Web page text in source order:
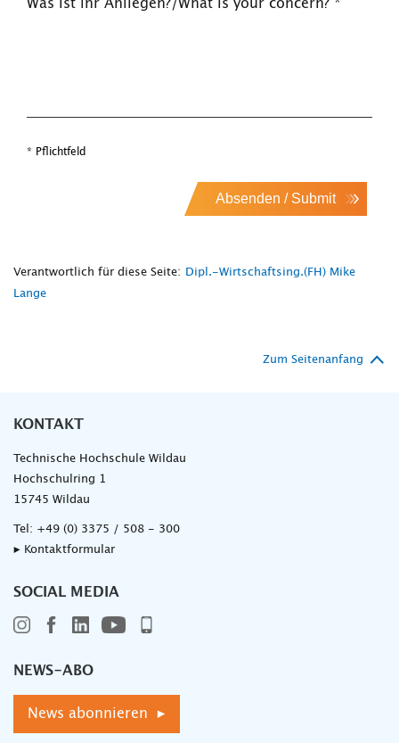
Was ist ihr Anliegen?/What is your concern? *
* Pflichtfeld
Absenden / Submit
Verantwortlich für diese Seite:
Dipl.-Wirtschaftsing.(FH) Mike
Lange
Zum Seitenanfang
KONTAKT
Technische Hochschule Wildau
Hochschulring 1
15745 Wildau
Tel: +49 (0) 3375 / 508 - 300
▸ Kontaktformular
SOCIAL MEDIA
NEWS-ABO
News abonnieren ▸